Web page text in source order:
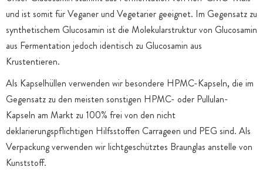
und ist somit für Veganer und Vegetarier geeignet. Im Gegensatz zu
synthetischem Glucosamin ist die Molekularstruktur von Glucosamin
aus Fermentation jedoch identisch zu Glucosamin aus
Krustentieren.
Als Kapselhüllen verwenden wir besondere HPMC-Kapseln, die im
Gegensatz zu den meisten sonstigen HPMC- oder Pullulan-
Kapseln am Markt zu 100% frei von den nicht
deklarierungspflichtigen Hilfsstoffen Carrageen und PEG sind. Als
Verpackung verwenden wir lichtgeschütztes Braunglas anstelle von
Kunststoff.